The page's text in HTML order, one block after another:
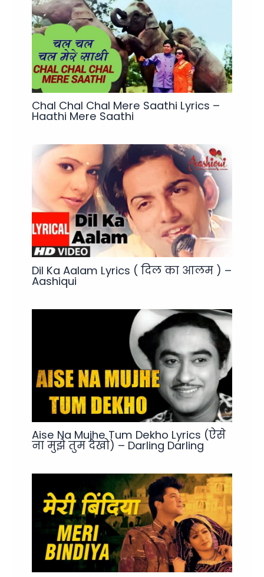
Chal Chal Chal Mere Saathi Lyrics –
Haathi Mere Saathi
Dil Ka Aalam Lyrics ( दिल का आलम ) –
Aashiqui
Aise Na Mujhe Tum Dekho Lyrics (ऐसे
ना मुझे तुम देखो) – Darling Darling